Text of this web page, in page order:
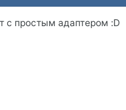
с простым адаптером :D